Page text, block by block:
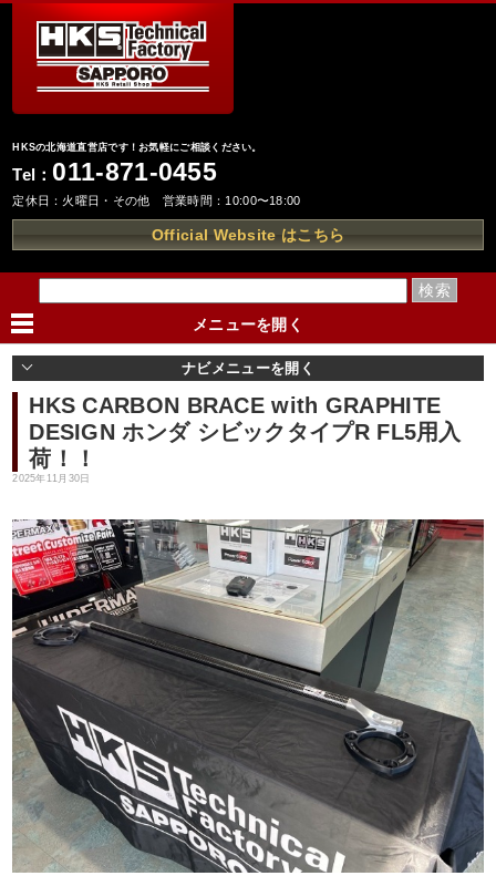
HKSの北海道直営店です！お気軽にご相談ください。
Tel： 011-871-0455
定休日：火曜日・その他 営業時間：10:00〜18:00
Official Website はこちら
メニューを開く
ナビメニューを開く
HKS CARBON BRACE with GRAPHITE
DESIGN ホンダ シビックタイプR FL5用入
荷！！
2025年11月30日